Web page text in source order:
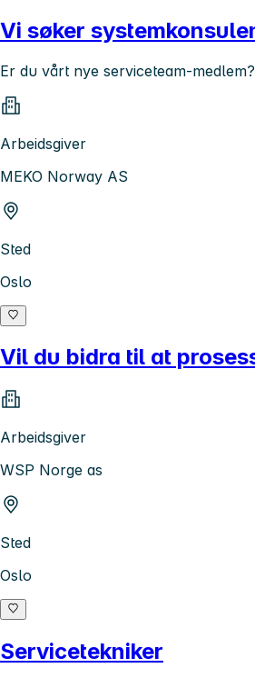
Vi søker
Er du vårt nye serviceteam-medlem?
Arbeidsgiver
MEKO Norway AS
Sted
Oslo
Vil du bidra til at
Arbeidsgiver
WSP Norge as
Sted
Oslo
Servicetekniker